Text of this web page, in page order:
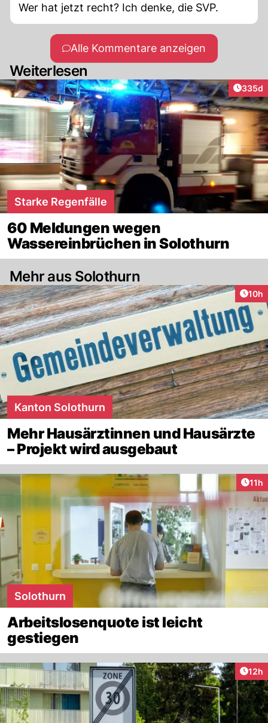
Wer hat jetzt recht? Ich denke, die SVP.
Alle Kommentare anzeigen
Weiterlesen
335d
Starke Regenfälle
60 Meldungen wegen
Wassereinbrüchen in Solothurn
Mehr aus Solothurn
10h
Kanton Solothurn
Mehr Hausärztinnen und Hausärzte
– Projekt wird ausgebaut
11h
Solothurn
Arbeitslosenquote ist leicht
gestiegen
12h